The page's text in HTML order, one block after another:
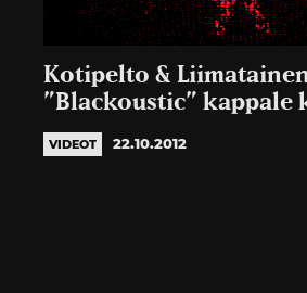
Kotipelto &
”Blackoustic” kappale
VIDEOT 22.10.2012